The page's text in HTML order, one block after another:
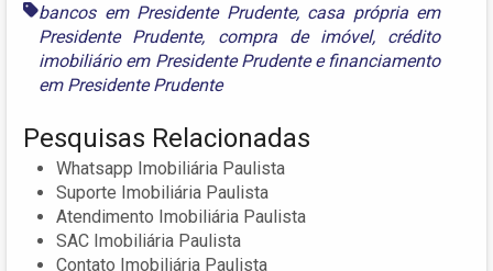
bancos em Presidente Prudente, casa própria em
Presidente Prudente, compra de imóvel, crédito
imobiliário em Presidente Prudentee financiamento
em Presidente Prudente
Pesquisas Relacionadas
Whatsapp Imobiliária Paulista
Suporte Imobiliária Paulista
Atendimento Imobiliária Paulista
SAC Imobiliária Paulista
Contato Imobiliária Paulista